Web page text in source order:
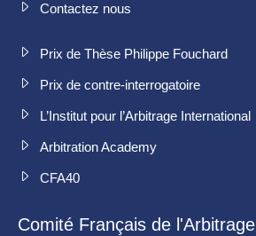
Contactez nous
Prix de Thèse Philippe Fouchard
Prix de contre-interrogatoire
L’Institut pour l’Arbitrage International
Arbitration Academy
CFA40
Comité Français de l'Arbitrage